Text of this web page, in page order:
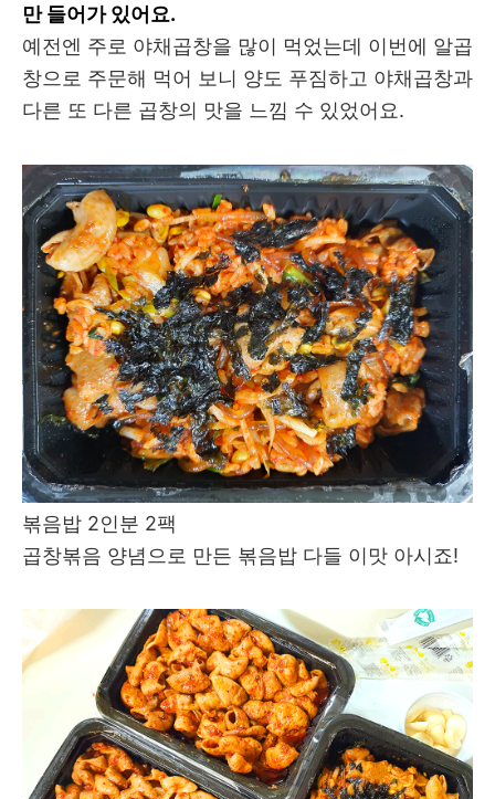
만 들어가 있어요.
예전엔 주로 야채곱창을 많이 먹었는데 이번에 알곱
창으로 주문해 먹어 보니 양도 푸짐하고 야채곱창과
다른 또 다른 곱창의 맛을 느낌 수 있었어요.
볶음밥 2인분 2팩
곱창볶음 양념으로 만든 볶음밥 다들 이맛 아시죠!